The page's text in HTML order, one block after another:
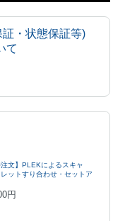
・状態保証等)
て
注文】PLEKによるスキャ
ットすり合わせ・セットア
円